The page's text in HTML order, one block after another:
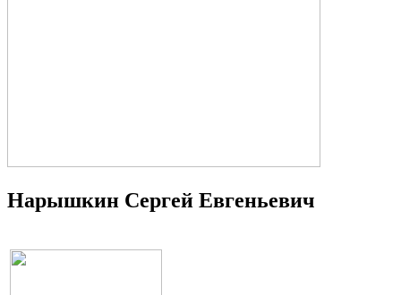
Нарышкин Сергей Евгеньевич